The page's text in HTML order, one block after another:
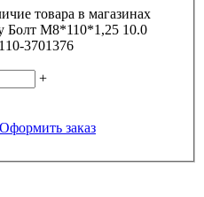
товара в магазинах
Болт М8*110*1,25 10.0
арт. 2110-3701376
+
Оформить заказ